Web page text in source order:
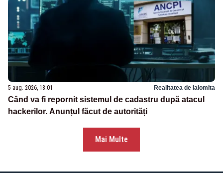
5 aug. 2026, 18:01 Realitatea de Ialomita
Când va fi repornit sistemul de cadastru după atacul
hackerilor. Anunțul făcut de autorități
Mai Multe